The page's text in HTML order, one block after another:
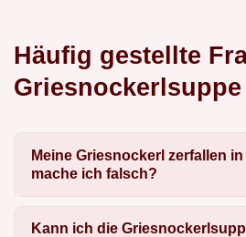
Häufig gestellte
Griesnockerlsuppe
Meine Griesnockerl zerfallen
mache ich falsch?
Kann ich die